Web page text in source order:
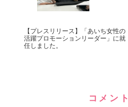
【プレスリリース】「あいち女性の
活躍プロモーションリーダー」に就
任しました。
コメント